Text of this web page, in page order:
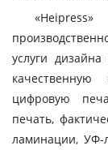
услуги
цифровую
печать,
ламинации, УФ-